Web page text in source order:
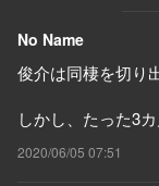
No Name
俊介は同棲を切り
しかし、たった3
2020/06/05 07:51